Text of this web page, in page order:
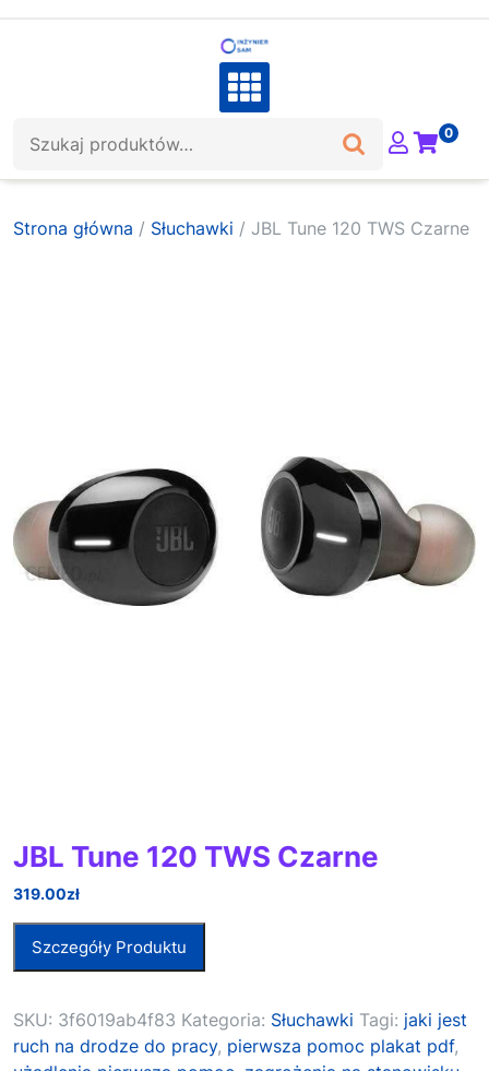
0
Strona główna / Słuchawki / JBL Tune 120 TWS Czarne
JBL Tune 120 TWS Czarne
319.00zł
Szczegóły Produktu
SKU: 3f6019ab4f83 Kategoria: Słuchawki Tagi: jaki jest
ruch na drodze do pracy, pierwsza pomoc plakat pdf,